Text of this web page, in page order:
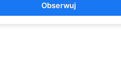
Obserwuj